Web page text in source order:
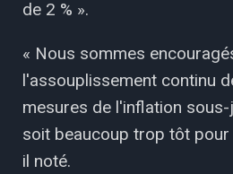
de 2 % ».
« Nous sommes
l'assouplissement continu
mesures de l'inflation
soit beaucoup trop tôt
il noté.